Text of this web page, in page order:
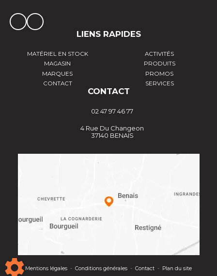
LIENS RAPIDES
MATÉRIEL EN STOCK
ACTIVITÉS
MAGASIN
PRODUITS
MARQUES
PROMOS
CONTACT
SERVICES
CONTACT
02 47 97 46 77
4 Rue Du Changeon
37140 BENAIS
Mentions légales - Conditions générales - Contact - Plan du site